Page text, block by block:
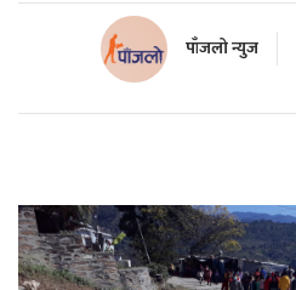
पाँजलो न्युज